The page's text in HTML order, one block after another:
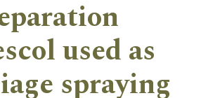
used as
spraying